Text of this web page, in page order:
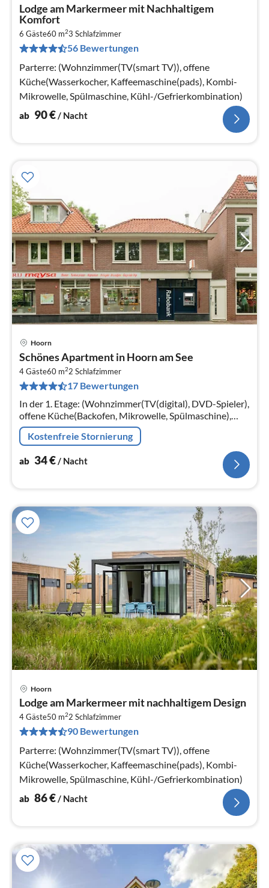
Lodge am Markermeer mit Nachhaltigem
Komfort
6 Gäste60 m23 Schlafzimmer
56 Bewertungen
Parterre: (Wohnzimmer(TV(smart TV)), offene
Küche(Wasserkocher, Kaffeemaschine(pads), Kombi-
Mikrowelle, Spülmaschine, Kühl-/Gefrierkombination)
ab 90€/ Nacht
Hoorn
Schönes Apartment in Hoorn am See
4 Gäste60 m22 Schlafzimmer
17 Bewertungen
In der 1. Etage: (Wohnzimmer(TV(digital), DVD-Spieler),
offene Küche(Backofen, Mikrowelle, Spülmaschine),
Badezimmer(Dusche, Waschbecken, Toilette), Toilette)
In der 2.
Kostenfreie Stornierung
ab 34€/ Nacht
Hoorn
Lodge am Markermeer mit nachhaltigem Design
4 Gäste50 m22 Schlafzimmer
90 Bewertungen
Parterre: (Wohnzimmer(TV(smart TV)), offene
Küche(Wasserkocher, Kaffeemaschine(pads), Kombi-
Mikrowelle, Spülmaschine, Kühl-/Gefrierkombination)
ab 86€/ Nacht